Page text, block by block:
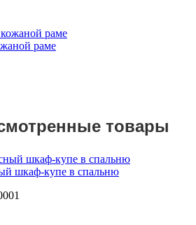
раме
товары
шкаф-купе в спальню